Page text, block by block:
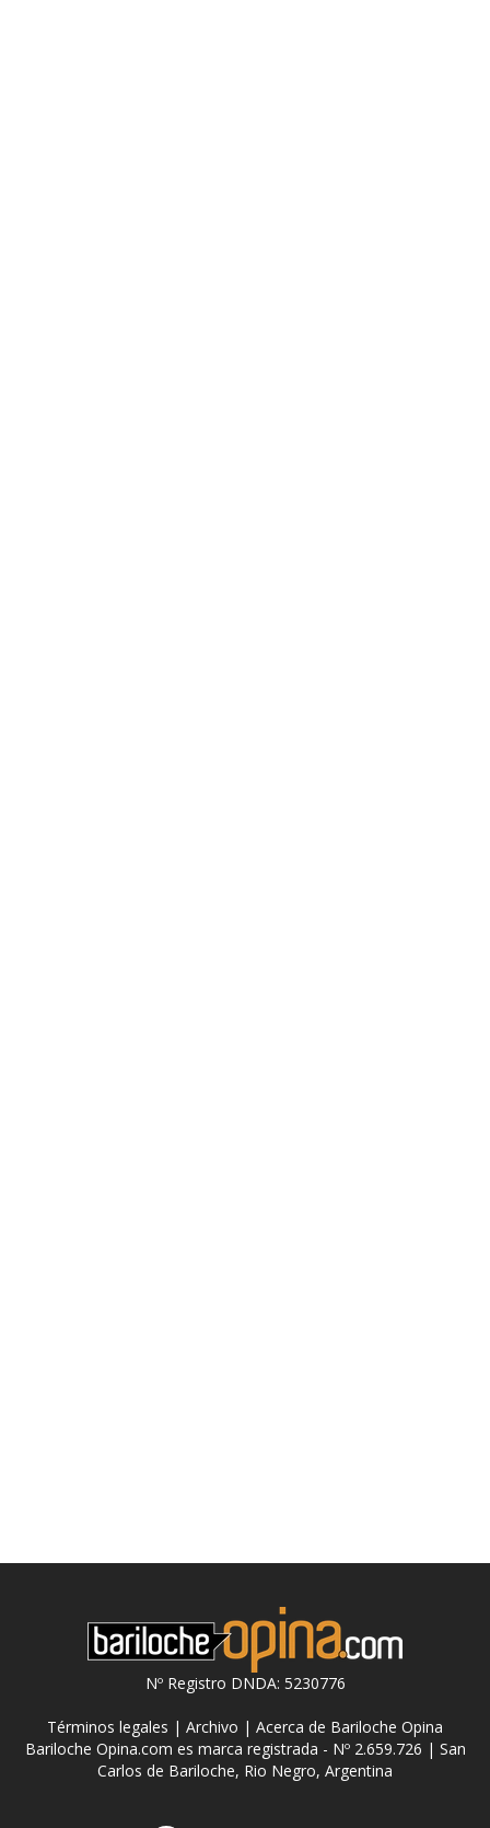
Nº Registro DNDA: 5230776
Términos legales | Archivo | Acerca de Bariloche Opina
Bariloche Opina.com es marca registrada - Nº 2.659.726 | San
Carlos de Bariloche, Rio Negro, Argentina